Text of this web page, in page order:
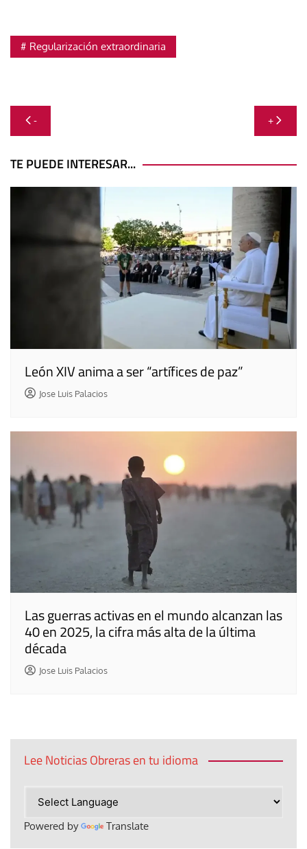
Regularización extraordinaria
Navegación
de
entradas
- +
TE PUEDE INTERESAR...
León XIV anima a ser “artífices de paz”
Jose Luis Palacios
Las guerras activas en el mundo alcanzan las
40 en 2025, la cifra más alta de la última
década
Jose Luis Palacios
Lee Noticias Obreras en tu idioma
Powered by Translate